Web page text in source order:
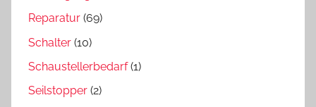
Reparatur (69)
Schalter (10)
Schaustellerbedarf(1)
Seilstopper (2)